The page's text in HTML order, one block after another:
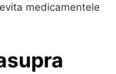
medicamentele